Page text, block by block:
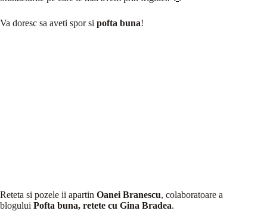
Va doresc sa aveti spor si pofta buna!
Reteta si pozele ii apartin Oanei Branescu, colaboratoare a
blogului Pofta buna, retete cu Gina Bradea.